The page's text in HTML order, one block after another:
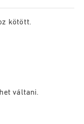
kötött.
váltani.